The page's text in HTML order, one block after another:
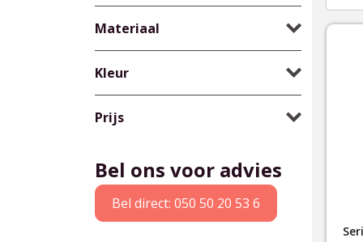
Materiaal
Kleur
Prijs
Bel ons voor advies
Bel direct: 050 50 20 53 6